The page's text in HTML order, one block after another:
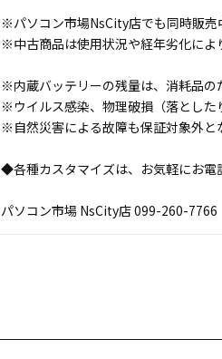
※パソコン市場NsCity店でも同時販売
※中古商品は使用状況や経年劣化によ
※内蔵バッテリーの残量は、消耗品の
※ウイルス感染、物理破損（落とした
※自然災害による故障も保証対象外と
◆各種カスタマイズは、お気軽にお
パソコン市場 NsCity店 099-260-7766